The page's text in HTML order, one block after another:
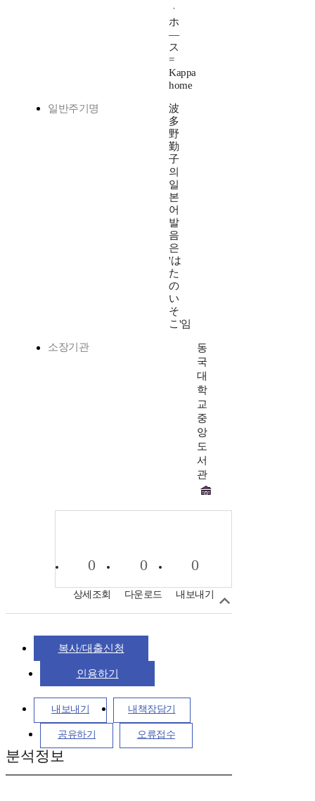
ㆍ
ホ
―
ス
=
Kappa
home
일반주기명
波
多
野
勤
子
의
일
본
어
발
음
은
'は
た
の
い
そ
こ'임
소장기관
동
국
대
학
교
중
앙
도
서
관
0
상세조회
0
다운로드
0
내보내기
복사/대출신청
인용하기
내보내기 내책장담기
공유하기 오류접수
분석정보